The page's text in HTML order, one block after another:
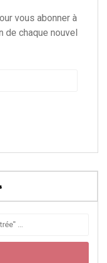
vous abonner à
chaque nouvel